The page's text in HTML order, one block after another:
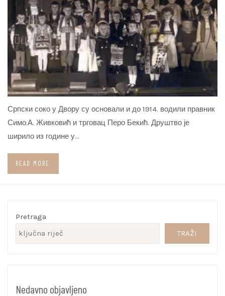
Српски соко у Двору су основали и до 1914. водили правник
Симо.А. Живковић и трговац Перо Бекић. Друштво је
ширило из године у…
READ MORE
Pretraga
TRAŽI
Nedavno objavljeno